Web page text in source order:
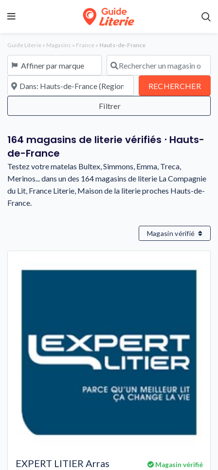
Guide Literie » Magasins » France » Hauts-de-France
Affiner par marque Rechercher un magasin ou une
À proximité de RECHERCHER
164 magasins de literie vérifiés ⋅ Hauts-
de-France
Testez votre matelas Bultex, Simmons, Emma, Treca,
Merinos... dans un des 164 magasins de literie La Compagnie
du Lit, France Literie, Maison de la literie proches Hauts-de-
France.
Magasin vérifié
Magasin vérifié
EXPERT LITIER Arras